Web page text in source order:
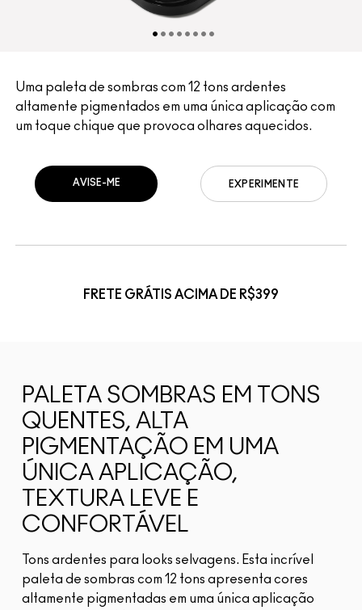
Uma paleta de sombras com 12 tons ardentes
altamente pigmentados em uma única aplicação com
um toque chique que provoca olhares aquecidos.
EXPERIMENTE
AVISE-ME
FRETE GRÁTIS ACIMA DE R$399
PALETA SOMBRAS EM TONS
QUENTES, ALTA
PIGMENTAÇÃO EM UMA
ÚNICA APLICAÇÃO,
TEXTURA LEVE E
CONFORTÁVEL
Tons ardentes para looks selvagens. Esta incrível
paleta de sombras com 12 tons apresenta cores
altamente pigmentadas em uma única aplicação